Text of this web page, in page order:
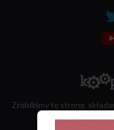
Zrobiliśmy tę stronę,